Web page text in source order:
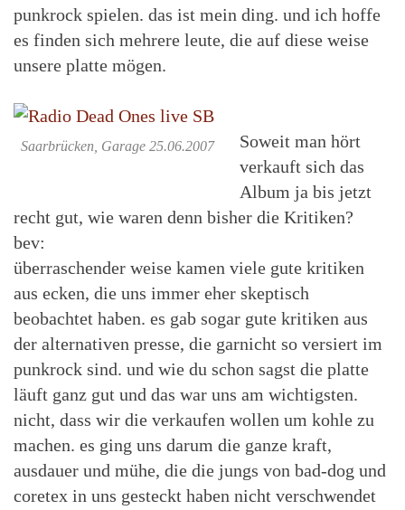
punkrock spielen. das ist mein ding. und ich hoffe
es finden sich mehrere leute, die auf diese weise
unsere platte mögen.
Saarbrücken, Garage 25.06.2007
Soweit man hört
verkauft sich das
Album ja bis jetzt
recht gut, wie waren denn bisher die Kritiken?
bev:
überraschender weise kamen viele gute kritiken
aus ecken, die uns immer eher skeptisch
beobachtet haben. es gab sogar gute kritiken aus
der alternativen presse, die garnicht so versiert im
punkrock sind. und wie du schon sagst die platte
läuft ganz gut und das war uns am wichtigsten.
nicht, dass wir die verkaufen wollen um kohle zu
machen. es ging uns darum die ganze kraft,
ausdauer und mühe, die die jungs von bad-dog und
coretex in uns gesteckt haben nicht verschwendet